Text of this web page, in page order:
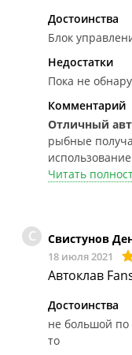
Достоинства
Блок
Недостатки
Пока не
Комментарий
Отличный
рыбные
Взял сразу с
Читать
С Свистунов
18 июля 2021
Автоклав
Достоинства
не большой по
то